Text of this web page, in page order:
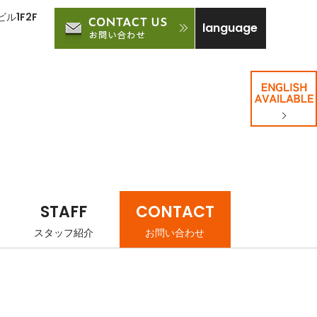
language
1F2F
STAFF
スタッフ紹介
CONTACT
お問い合わせ